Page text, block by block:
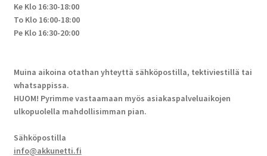
Ke Klo 16:30-18:00
To Klo 16:00-18:00
Pe Klo 16:30-20:00
Muina aikoina otathan yhteyttä sähköpostilla, tektiviestillä tai
whatsappissa.
HUOM! Pyrimme vastaamaan myös asiakaspalveluaikojen
ulkopuolella mahdollisimman pian.
Sähköpostilla
info@akkunetti.fi